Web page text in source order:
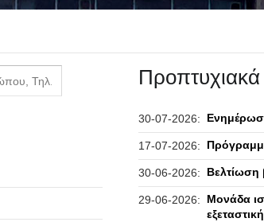
Προπτυχιακά
30-07-2026:
17-07-2026:
30-06-2026: Βελτίωση
29-06-2026:
Μονάδα